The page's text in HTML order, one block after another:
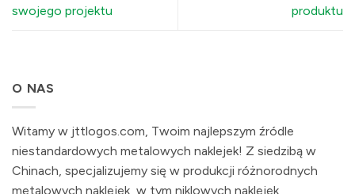
swojego projektu
produktu
O NAS
Witamy w jttlogos.com, Twoim najlepszym źródle
niestandardowych metalowych naklejek! Z siedzibą w
Chinach, specjalizujemy się w produkcji różnorodnych
metalowych naklejek, w tym niklowych naklejek